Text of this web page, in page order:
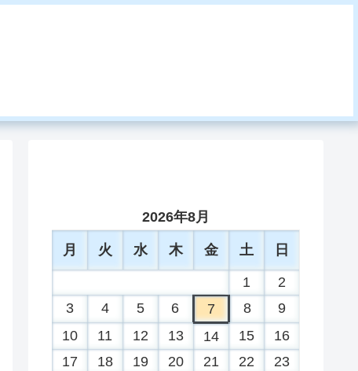
2026年8月
月 火 水 木 金 土 日
1
2
3
4 5 6 7 8
9
10
11 12 13 14 15
16
17
18 19 20 21 22
23